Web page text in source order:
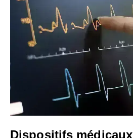
Dispositifs médicaux